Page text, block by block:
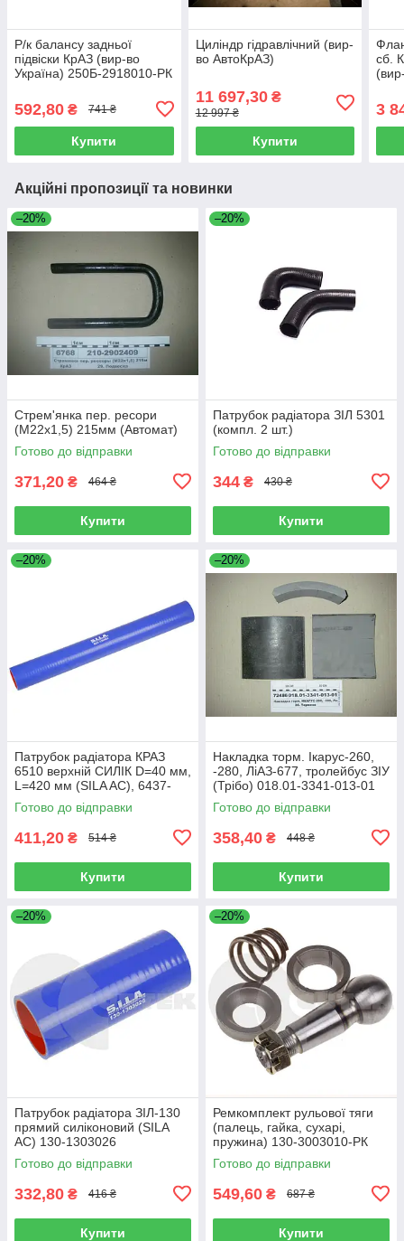
Р/к балансу задньої
підвіски КрАЗ (вир-во
Україна) 250Б-2918010-РК
592,80 ₴ 741 ₴
Купити
Циліндр гідравлічний (вир-
во АвтоКрАЗ)
11 697,30₴
12 997 ₴
Купити
сб.
3
Акційні пропозиції та новинки
–20%
Стрем'янка пер. ресори
(М22х1,5) 215мм (Автомат)
Готово до відправки
371,20 ₴ 464 ₴
Купити
–20%
Патрубок радіатора ЗІЛ 5301
(компл. 2 шт.)
Готово до відправки
344 ₴ 430 ₴
Купити
–20%
Патрубок радіатора КРАЗ
6510 верхній СИЛІК D=40 мм,
L=420 мм (SILA AC), 6437-
1303024
Готово до відправки
411,20 ₴ 514 ₴
Купити
–20%
Накладка торм. Ікарус-260,
-280, ЛіАЗ-677, тролейбус ЗІУ
(Трібо) 018.01-3341-013-01
Готово до відправки
358,40 ₴ 448 ₴
Купити
–20%
Патрубок радіатора ЗІЛ-130
прямий силіконовий (SILA
AC) 130-1303026
Готово до відправки
332,80 ₴ 416 ₴
Купити
–20%
Ремкомплект рульової тяги
(палець, гайка, сухарі,
пружина) 130-3003010-РК
Готово до відправки
549,60 ₴ 687 ₴
Купити